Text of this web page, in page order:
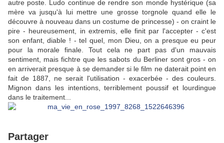
autre poste. Ludo continue de rendre son monde hystérique (sa
mère va jusqu'à lui mettre une grosse torgnole quand elle le
découvre à nouveau dans un costume de princesse) - on craint le
pire - heureusement, in extremis, elle finit par l'accepter - c'est
son enfant, diable ! - tel quel, mon Dieu, on a presque eu peur
pour la morale finale. Tout cela ne part pas d'un mauvais
sentiment, mais fichtre que les sabots du Berliner sont gros - on
en arriverait presque à se demander si le film ne daterait point en
fait de 1887, ne serait l'utilisation - exacerbée - des couleurs.
Mignon dans les intentions, terriblement poussif et lourdingue
dans le traitement...
Partager